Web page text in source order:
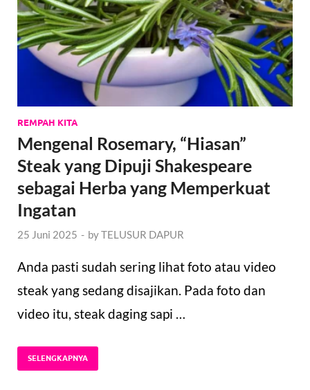
REMPAH KITA
Mengenal Rosemary, “Hiasan”
Steak yang Dipuji Shakespeare
sebagai Herba yang Memperkuat
Ingatan
25 Juni 2025 - byTELUSUR DAPUR
Anda pasti sudah sering lihat foto atau video
steak yang sedang disajikan. Pada foto dan
video itu, steak daging sapi …
SELENGKAPNYA